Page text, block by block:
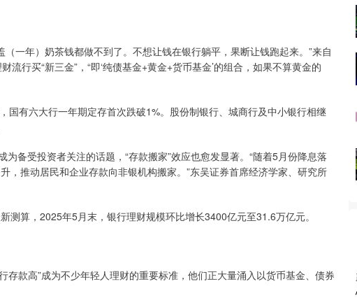
一年）奶茶钱都做不到了。不想让钱在银行躺平，果断让钱跑起来。”来自
行买“新三金”，“即‘纯债基金+黄金+货币基金’的组合，如果不算黄金的
国有六大行一年期定存首次跌破1%。股份制银行、城商行及中小银行相继
备受投资者关注的话题，“存款搬家”效应也愈发显著。“随着5月份降息落
，推动居民和企业存款向非银机构搬家。”东吴证券首席经济学家、研究所
测算，2025年5月末，银行理财规模环比增长3400亿元至31.6万亿元。
存款高”成为不少年轻人理财的重要标准，他们正大量涌入以货币基金、债券